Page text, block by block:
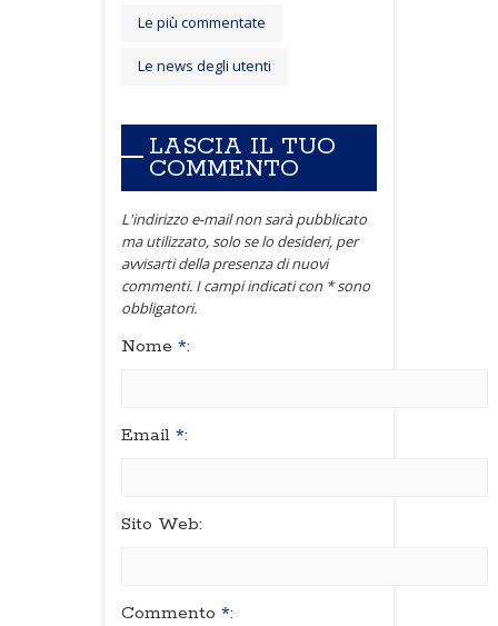
Le più commentate
Le news degli utenti
LASCIA IL TUO
COMMENTO
L'indirizzo e-mail non sarà pubblicato
ma utilizzato, solo se lo desideri, per
avvisarti della presenza di nuovi
commenti. I campi indicati con * sono
obbligatori.
Nome *:
Email *:
Sito Web:
Commento *: